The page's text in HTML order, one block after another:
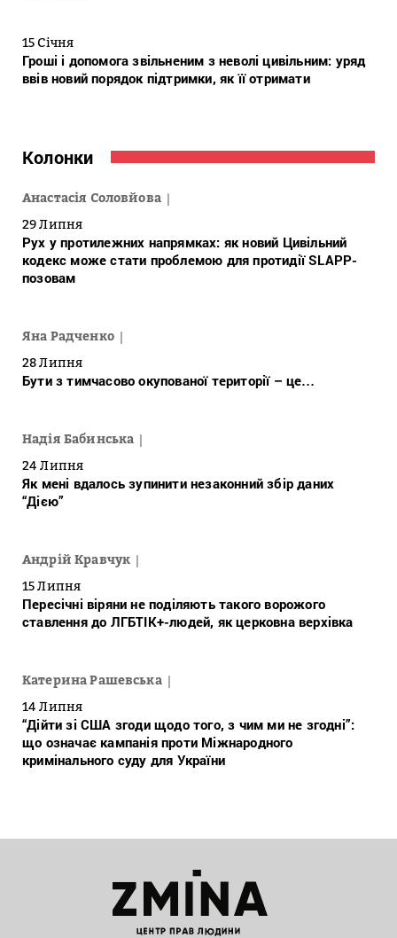
15 Січня
Гроші і допомога звільненим з неволі цивільним: уряд
ввів новий порядок підтримки, як її отримати
Колонки
Анастасія Соловйова
29 Липня
Рух у протилежних напрямках: як новий Цивільний
кодекс може стати проблемою для протидії SLAPP-
позовам
Яна Радченко
28 Липня
Бути з тимчасово окупованої території – це…
Надія Бабинська
24 Липня
Як мені вдалось зупинити незаконний збір даних
“Дією”
Андрій Кравчук
15 Липня
Пересічні віряни не поділяють такого ворожого
ставлення до ЛГБТІК+-людей, як церковна верхівка
Катерина Рашевська
14 Липня
“Дійти зі США згоди щодо того, з чим ми не згодні”:
що означає кампанія проти Міжнародного
кримінального суду для України